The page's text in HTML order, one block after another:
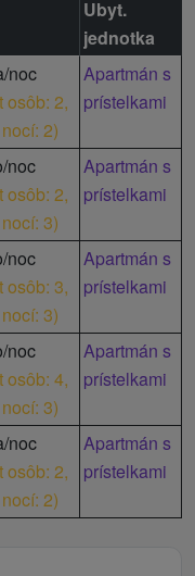
Ubyt.
jednotka
noc
osôb: 2,
2)
Apartmán s
prístelkami
noc
osôb: 2,
3)
Apartmán s
prístelkami
noc
osôb: 3,
3)
Apartmán s
prístelkami
noc
osôb: 4,
3)
Apartmán s
prístelkami
noc
osôb: 2,
2)
Apartmán s
prístelkami